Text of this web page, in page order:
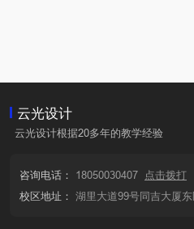
云光设计
云光设计根据20多年的教学经验
咨询电话： 18050030407
点击拨打
校区地址： 湖里大道99号同吉大厦